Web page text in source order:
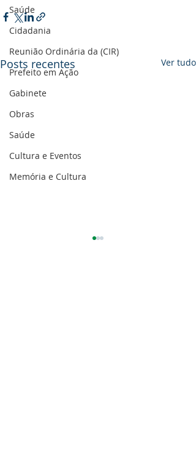
Saúde
Cidadania
Reunião Ordinária da (CIR)
Prefeito em Ação
Gabinete
Obras
Saúde
Cultura e Eventos
Memória e Cultura
Posts recentes Ver tudo